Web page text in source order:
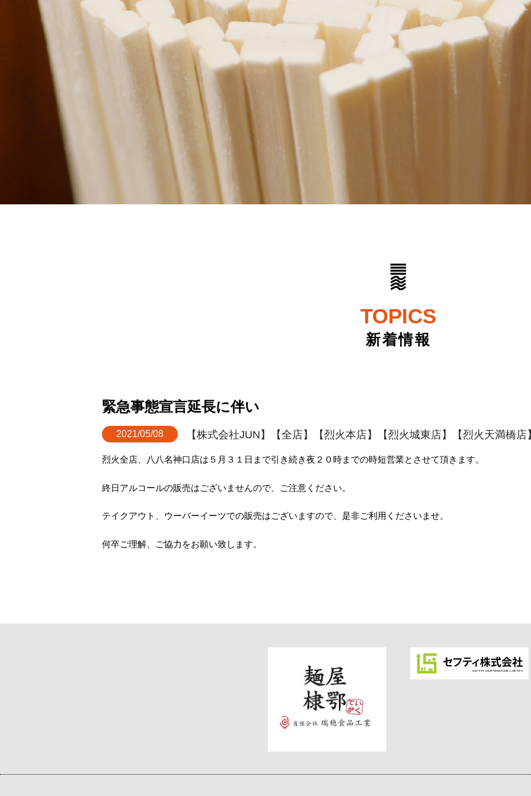
TOPICS
新着情報
緊急事態宣言延長に伴い
2021/05/08 【株式会社JUN】 【全店】 【烈火本店】 【烈火城東店】 【烈火天満橋店
烈火全店、八八名神口店は５月３１日まで引き続き夜２０時までの時短営業とさせて頂きます。
終日アルコールの販売はございませんので、ご注意ください。
テイクアウト、ウーバーイーツでの販売はございますので、是非ご利用くださいませ。
何卒ご理解、ご協力をお願い致します。